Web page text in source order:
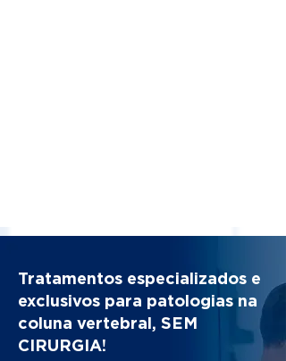
Tratamentos especializados e
exclusivos para patologias na
coluna vertebral, SEM
CIRURGIA!